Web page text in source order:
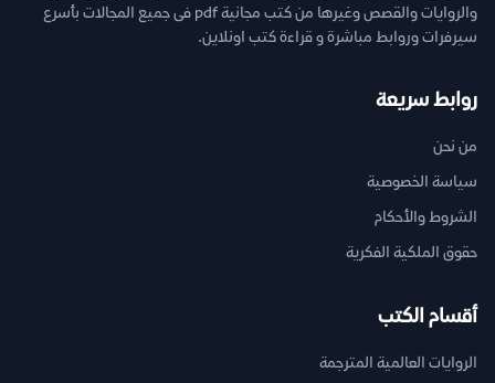
والروايات والقصص وغيرها من كتب مجانية pdf فى جميع المجالات بأسرع
سيرفرات وروابط مباشرة و قراءة كتب اونلاين.
روابط سريعة
من نحن
سياسة الخصوصية
الشروط والأحكام
حقوق الملكية الفكرية
أقسام الكتب
الروايات العالمية المترجمة